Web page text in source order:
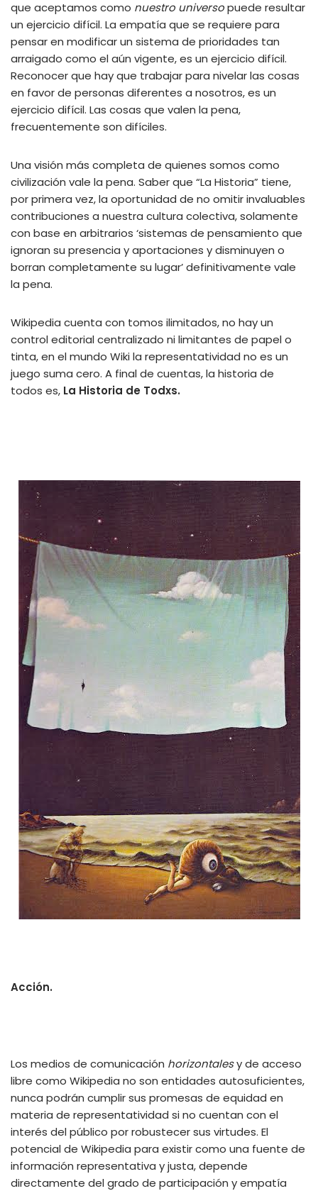
que aceptamos como nuestro universopuede resultar
un ejercicio difícil. La empatía que se requiere para
pensar en modificar un sistema de prioridades tan
arraigado como el aún vigente, es un ejercicio difícil.
Reconocer que hay que trabajar para nivelar las cosas
en favor de personas diferentes a nosotros, es un
ejercicio difícil. Las cosas que valen la pena,
frecuentemente son difíciles.
Una visión más completa de quienes somos como
civilización vale la pena. Saber que “La Historia” tiene,
por primera vez, la oportunidad de no omitir invaluables
contribuciones a nuestra cultura colectiva, solamente
con base en arbitrarios ‘sistemas de pensamiento que
ignoran su presencia y aportaciones y disminuyen o
borran completamente su lugar’ definitivamente vale
la pena.
Wikipedia cuenta con tomos ilimitados, no hay un
control editorial centralizado ni limitantes de papel o
tinta, en el mundo Wiki la representatividad no es un
juego suma cero. A final de cuentas, la historia de
todos es, La Historia de Todxs.
Acción.
Los medios de comunicación horizontalesy de acceso
libre como Wikipedia no son entidades autosuficientes,
nunca podrán cumplir sus promesas de equidad en
materia de representatividad si no cuentan con el
interés del público por robustecer sus virtudes. El
potencial de Wikipedia para existir como una fuente de
información representativa y justa, depende
directamente del grado de participación y empatía